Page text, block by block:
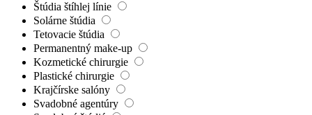
Štúdia štíhlej línie
Solárne štúdia
Tetovacie štúdia
Permanentný make-up
Kozmetické chirurgie
Plastické chirurgie
Krajčírske salóny
Svadobné agentúry